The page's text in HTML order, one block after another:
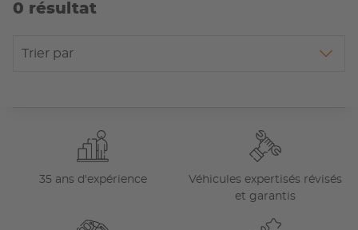
0 résultat
Trier par
35 ans d'expérience
Véhicules expertisés révisés
et garantis